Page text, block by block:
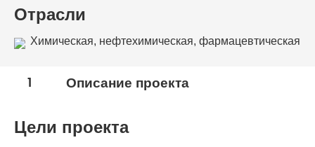
Отрасли
Химическая, нефтехимическая, фармацевтическая
1 Описание проекта
Цели проекта